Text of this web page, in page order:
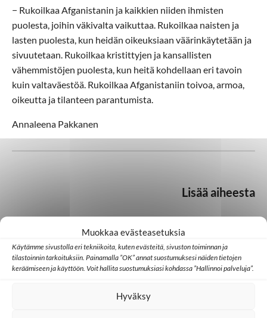
Muokkaa evästeasetuksia
Käytämme sivustolla eri tekniikoita, kuten evästeitä, sivuston toiminnan ja
tilastoinnin tarkoituksiin. Painamalla ”OK” annat suostumuksesi näiden tietojen
keräämiseen ja käyttöön. Voit hallita suostumuksiasi kohdassa ”Hallinnoi palveluja”.
Hyväksy
− Rukoilkaa Afganistanin ja kaikkien niiden ihmisten
puolesta, joihin väkivalta vaikuttaa. Rukoilkaa naisten ja
lasten puolesta, kun heidän oikeuksiaan väärinkäytetään ja
sivuutetaan. Rukoilkaa kristittyjen ja kansallisten
vähemmistöjen puolesta, kun heitä kohdellaan eri tavoin
kuin valtaväestöä. Rukoilkaa Afganistaniin toivoa, armoa,
oikeutta ja tilanteen parantumista.
Annaleena Pakkanen
Lisää aiheesta
Keski-Aasia